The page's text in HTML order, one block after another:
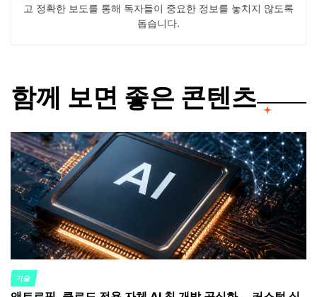
고 정확한 보도를 통해 독자들이 중요한 정보를 놓치지 않도록
돕습니다.
함께 보면 좋은 콘텐츠
POSTED
기술